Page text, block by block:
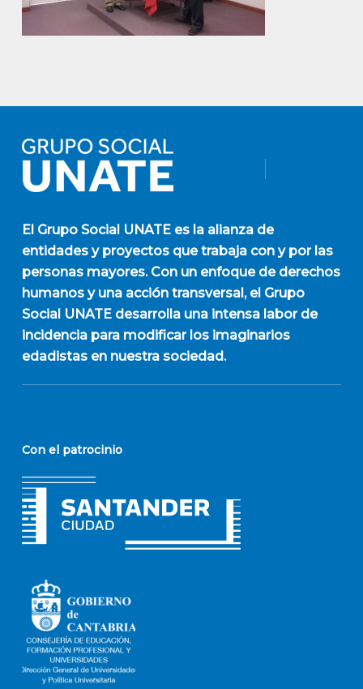
El Grupo Social UNATEes la alianza de
entidades y proyectos que trabaja con y por las
personas mayores. Con un enfoque de derechos
humanos y una acción transversal, el Grupo
Social UNATE desarrolla una intensa labor de
incidencia para modificar los imaginarios
edadistas en nuestra sociedad.
Con el patrocinio